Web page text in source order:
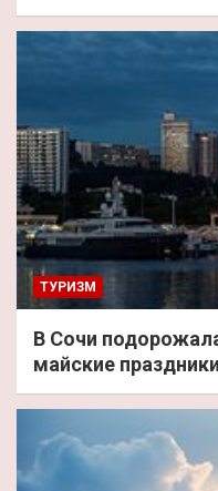
ТУРИЗМ
В Сочи
майские праздники